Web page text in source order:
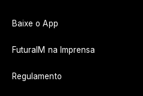
Baixe o App
FuturaIM na Imprensa
Regulamento